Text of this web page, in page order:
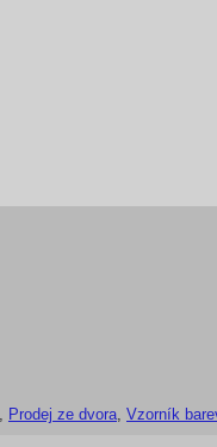
Prodej ze dvora Vzorník